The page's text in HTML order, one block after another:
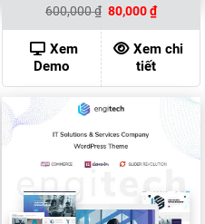
600,000₫ Giá
gốc
là:
600,000 ₫.
80,000₫Giá
hiện
tại
là:
80,000
Xem
Demo
Xem chi
tiết